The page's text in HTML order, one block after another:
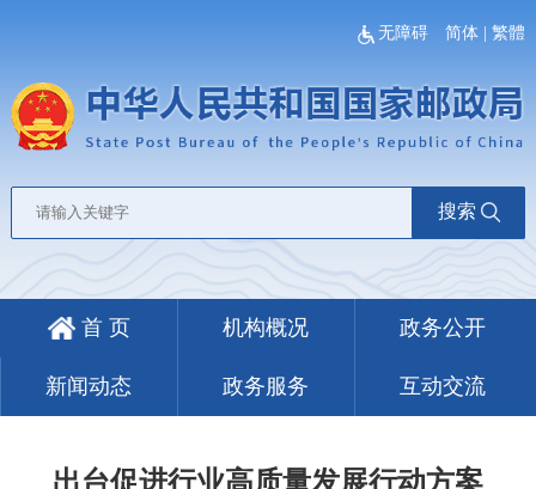
无障碍 简体 |繁體
搜索
首 页 机构概况 政务公开
新闻动态 政务服务 互动交流
出台促进行业高质量发展行动方案